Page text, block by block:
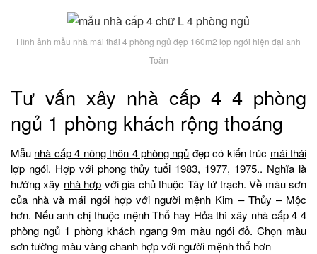
Hình ảnh mẫu nhà mái thái 4 phòng ngủ đẹp 160m2 lợp ngói hiện đại anh
Toàn
Tư vấn xây nhà cấp 4 4 phòng
ngủ 1 phòng khách rộng thoáng
Mẫu nhà cấp 4 nông thôn 4 phòng ngủ đẹp có kiến trúc mái thái
lợp ngói. Hợp với phong thủy tuổi 1983, 1977, 1975.. Nghĩa là
hướng xây nhà hợp với gia chủ thuộc Tây tứ trạch. Về màu sơn
của nhà và mái ngói hợp với người mệnh Kim – Thủy – Mộc
hơn. Nếu anh chị thuộc mệnh Thổ hay Hỏa thì xây nhà cấp 4 4
phòng ngủ 1 phòng khách ngang 9m màu ngói đỏ. Chọn màu
sơn tường màu vàng chanh hợp với người mệnh thổ hơn